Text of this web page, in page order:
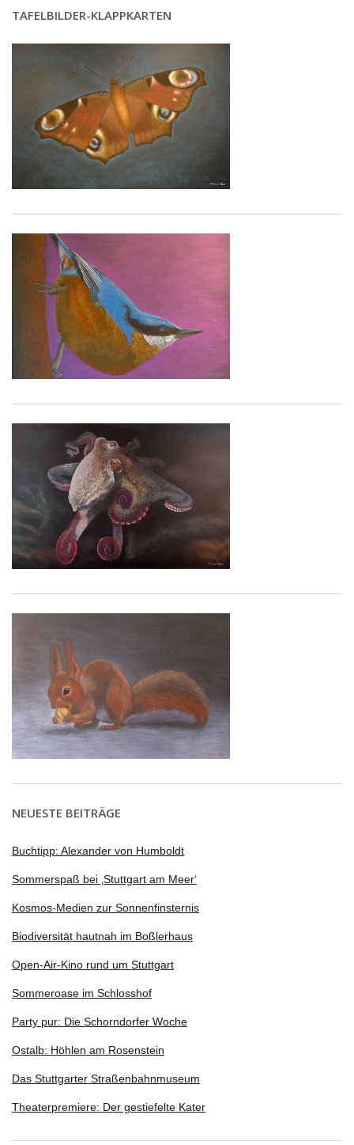
TAFELBILDER-KLAPPKARTEN
NEUESTE BEITRÄGE
Buchtipp: Alexander von Humboldt
Sommerspaß bei ‚Stuttgart am Meer‘
Kosmos-Medien zur Sonnenfinsternis
Biodiversität hautnah im Boßlerhaus
Open-Air-Kino rund um Stuttgart
Sommeroase im Schlosshof
Party pur: Die Schorndorfer Woche
Ostalb: Höhlen am Rosenstein
Das Stuttgarter Straßenbahnmuseum
Theaterpremiere: Der gestiefelte Kater